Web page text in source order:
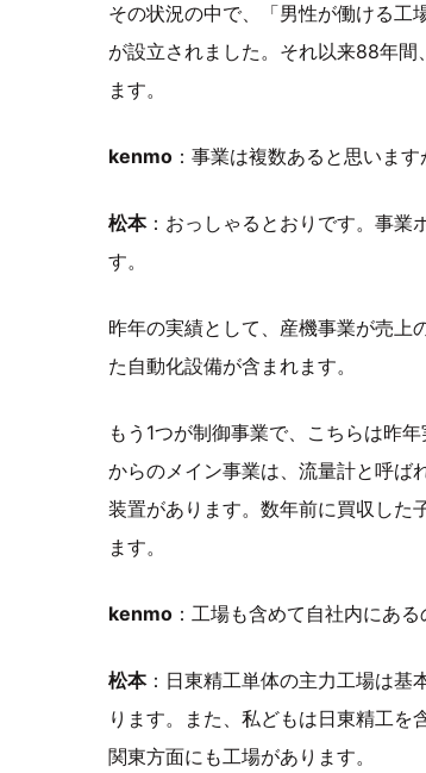
その状況の中で、「男性が働ける工
が設立されました。それ以来88年
ます。
kenmo：事業は複数あると思いま
松本：おっしゃるとおりです。事業
す。
昨年の実績として、産機事業が売上
た自動化設備が含まれます。
もう1つが制御事業で、こちらは昨
からのメイン事業は、流量計と呼ば
装置があります。数年前に買収した
ます。
kenmo：工場も含めて自社内にあ
松本：日東精工単体の主力工場は基
ります。また、私どもは日東精工を
関東方面にも工場があります。